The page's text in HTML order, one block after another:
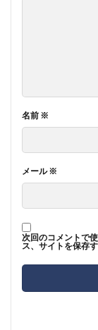
名前 ※
メール※
次回のコメントで
ス、サイトを保存す